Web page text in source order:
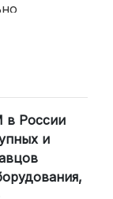
в России
и